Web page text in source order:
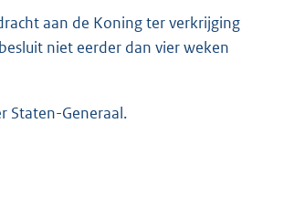
aan de Koning ter verkrijging
niet eerder dan vier weken
Staten-Generaal.